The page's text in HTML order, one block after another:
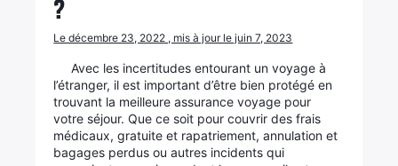
?
Le décembre 23, 2022 , mis à jour le juin 7, 2023
Avec les incertitudes entourant un voyage à
l’étranger, il est important d’être bien protégé en
trouvant la meilleure assurance voyage pour
votre séjour. Que ce soit pour couvrir des frais
médicaux, gratuite et rapatriement, annulation et
bagages perdus ou autres incidents qui